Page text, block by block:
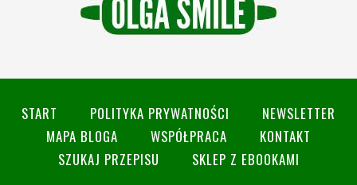
START POLITYKA PRYWATNOŚCI
NEWSLETTER
MAPA BLOGA
WSPÓŁPRACA
KONTAKT
SZUKAJ PRZEPISU
SKLEP Z EBOOKAMI